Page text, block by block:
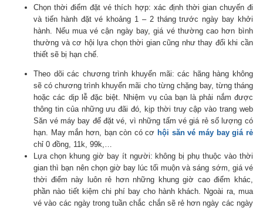
Chọn thời điểm đặt vé thích hợp: xác định thời gian chuyến đi
và tiến hành đặt vé khoảng 1 – 2 tháng trước ngày bay khởi
hành. Nếu mua vé cận ngày bay, giá vé thường cao hơn bình
thường và cơ hội lựa chọn thời gian cũng như thay đổi khi cần
thiết sẽ bị hạn chế.
Theo dõi các chương trình khuyến mãi: các hãng hàng không
sẽ có chương trình khuyến mãi cho từng chặng bay, từng tháng
hoặc các dịp lễ đặc biệt. Nhiệm vụ của bạn là phải nắm được
thông tin của những ưu đãi đó, kịp thời truy cập vào trang web
Săn vé máy bay để đặt vé, vì những tấm vé giá rẻ số lượng có
hạn. May mắn hơn, bạn còn có cơ hội săn vé máy bay giá rẻ
chỉ 0 đồng, 11k, 99k,…
Lựa chọn khung giờ bay ít người: không bị phụ thuộc vào thời
gian thì bạn nên chọn giờ bay lúc tối muộn và sáng sớm, giá vé
thời điểm này luôn rẻ hơn những khung giờ cao điểm khác,
phần nào tiết kiệm chi phí bay cho hành khách. Ngoài ra, mua
vé vào các ngày trong tuần chắc chắn sẽ rẻ hơn ngày các ngày